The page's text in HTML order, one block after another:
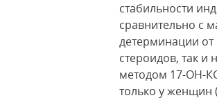
стабильности
сравнительно с
детерминации от
стероидов, так
методом 17-ОН-
только у женщин